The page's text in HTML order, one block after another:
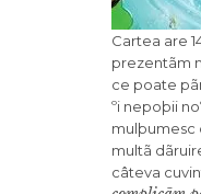
Cartea are
prezentãm
ce poate
ºi nepoþii
mulþumesc
multã
câteva